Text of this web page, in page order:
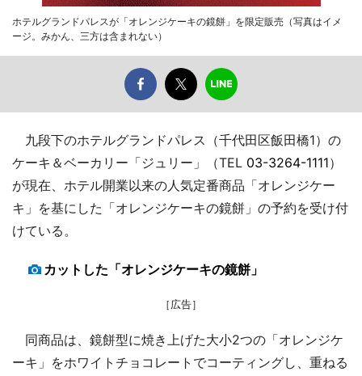
ホテルグランドパレスが「オレンジケーキの鏡餅」を限定販売（写真はイメ
ージ。みかん、三方は含まれない）
九段下のホテルグランドパレス（千代田区飯田橋1）の
ケーキ＆ベーカリー「ジュリー」（TEL 03-3264-1111）
が現在、ホテル開業以来の人気定番商品「オレンジケー
キ」を基にした「オレンジケーキの鏡餅」の予約を受け付
けている。
カットした「オレンジケーキの鏡餅」
［広告］
同商品は、鏡餅型に焼き上げた大小2つの「オレンジケ
ーキ」をホワイトチョコレートでコーティングし、重ねる